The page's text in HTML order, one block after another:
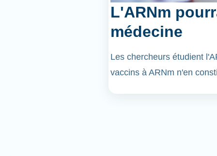
L'ARNm
médecine
Les chercheurs étudient
vaccins à ARNm n'en